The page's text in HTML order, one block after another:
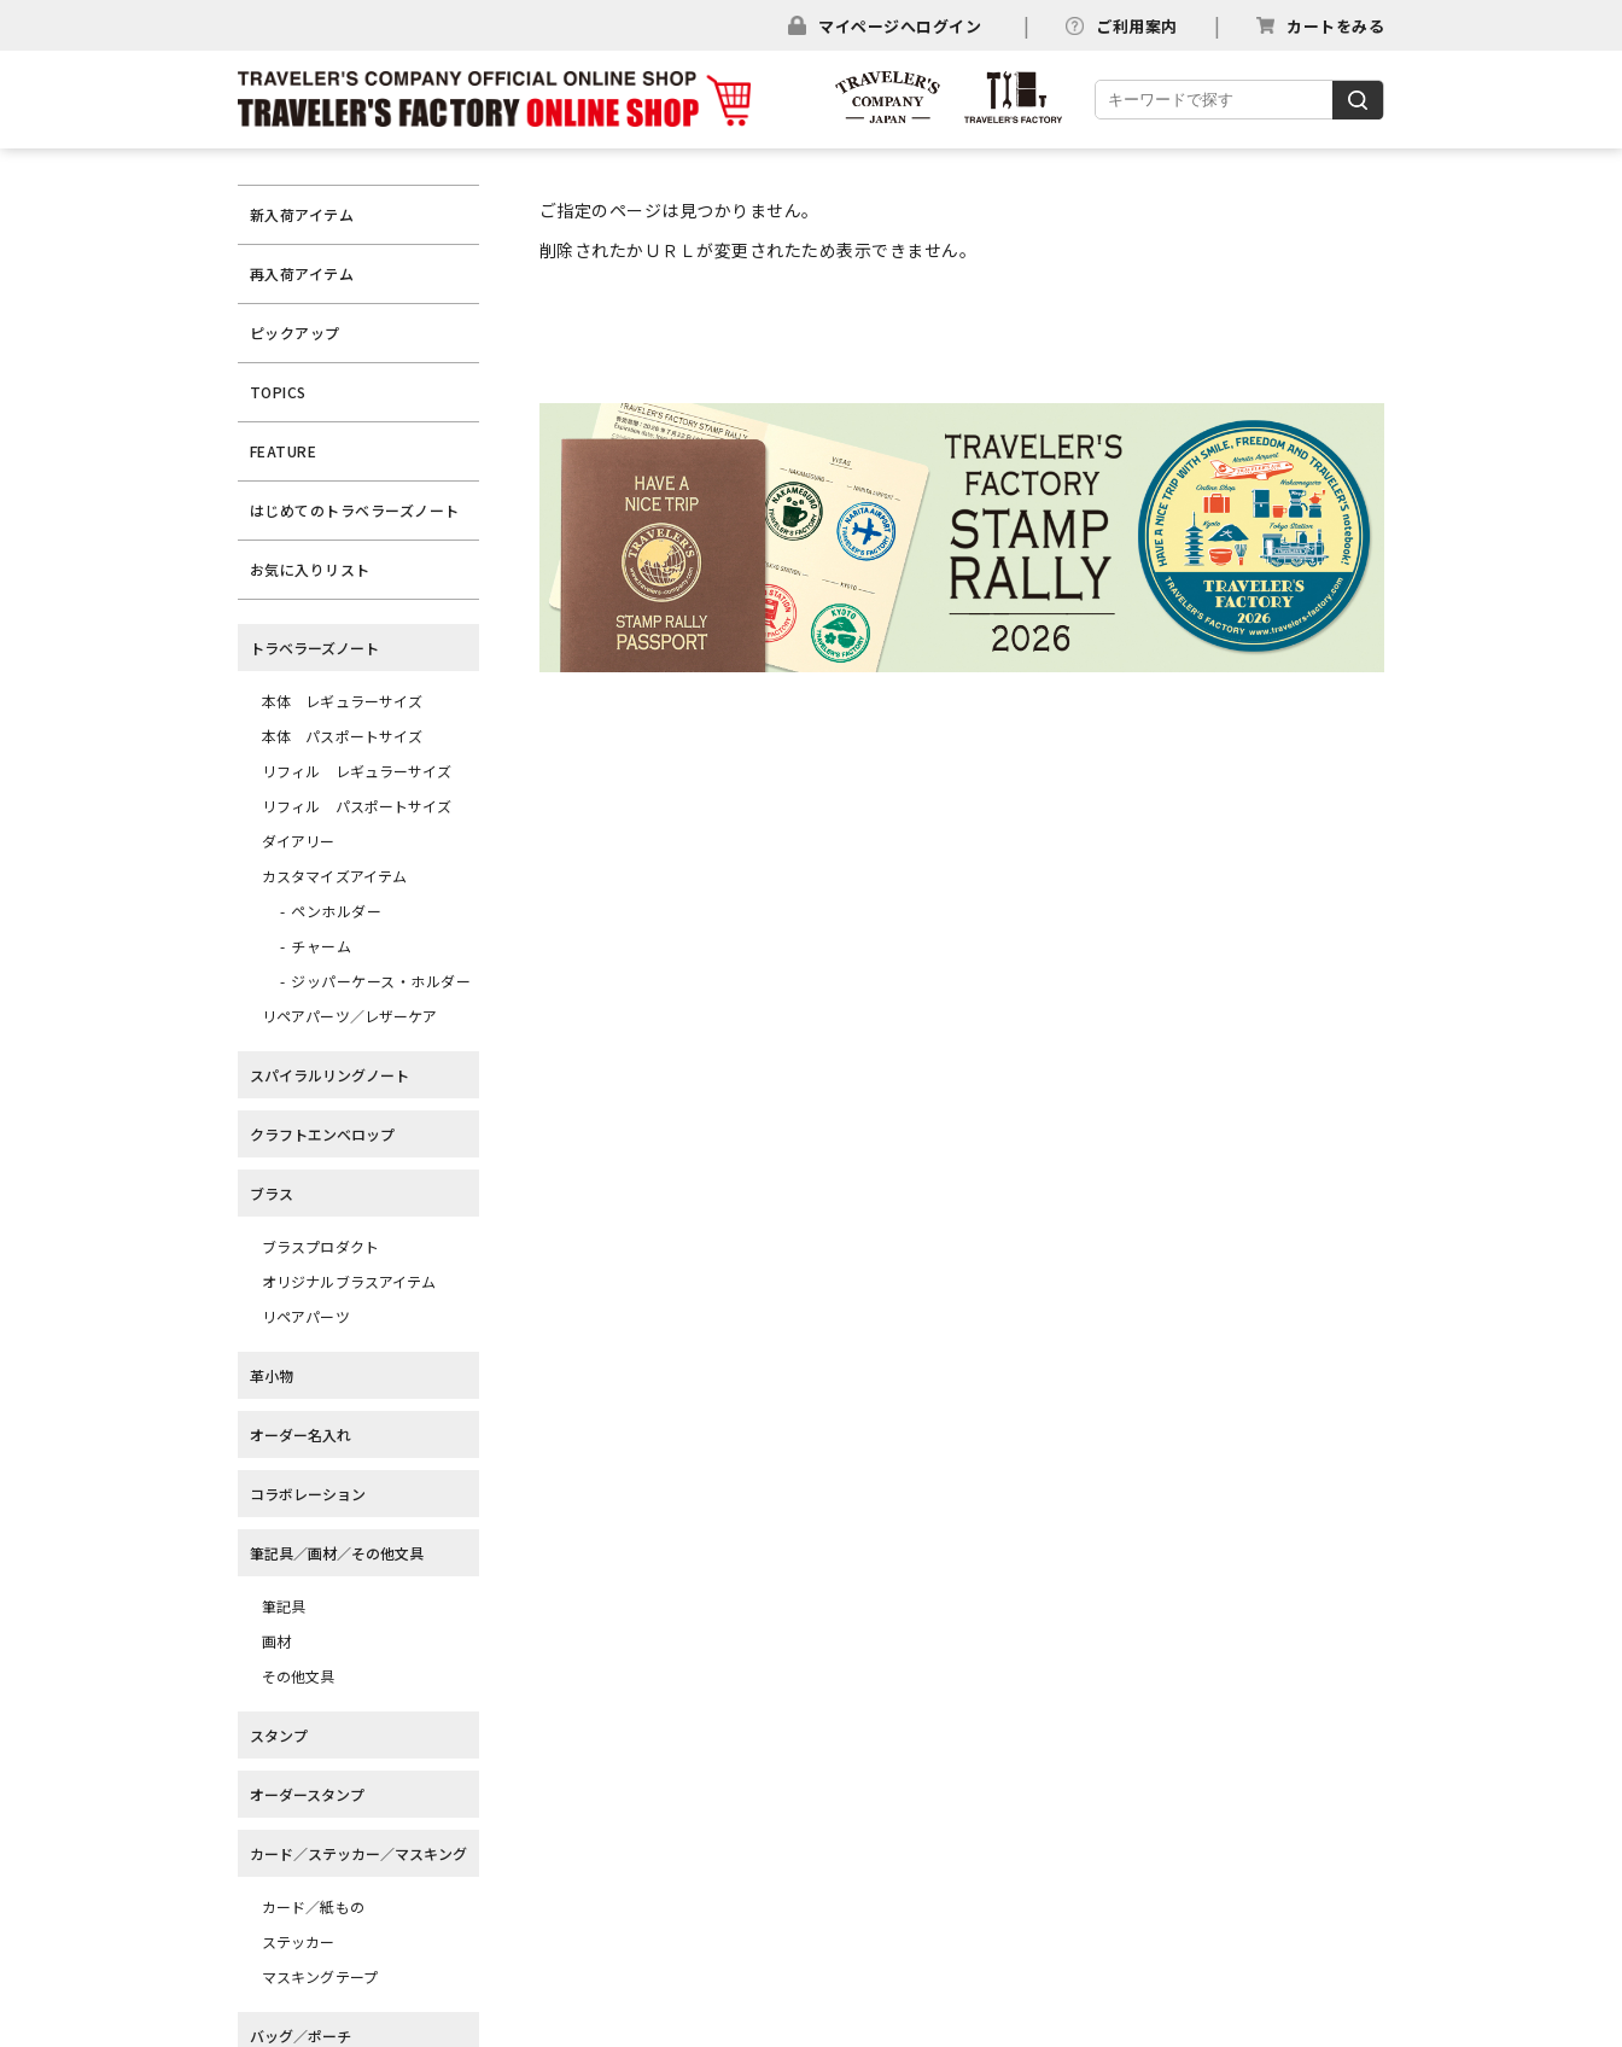
マイページへログイン ご利用案内 カートをみる
ご指定のページは見つかりません。
削除されたかＵＲＬが変更されたため表示できません。
新入荷アイテム
再入荷アイテム
ピックアップ
TOPICS
FEATURE
はじめてのトラベラーズノート
お気に入りリスト
トラベラーズノート
本体 レギュラーサイズ
本体 パスポートサイズ
リフィル レギュラーサイズ
リフィル パスポートサイズ
ダイアリー
カスタマイズアイテム
ペンホルダー
チャーム
ジッパーケース・ホルダー
リペアパーツ／レザーケア
スパイラルリングノート
クラフトエンベロップ
ブラス
ブラスプロダクト
オリジナルブラスアイテム
リペアパーツ
革小物
オーダー名入れ
コラボレーション
筆記具／画材／その他文具
筆記具
画材
その他文具
スタンプ
オーダースタンプ
カード／ステッカー／マスキング
カード／紙もの
ステッカー
マスキングテープ
バッグ／ポーチ